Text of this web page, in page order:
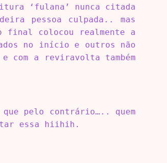
‘fulana’ nunca citada
pessoa culpada.. mas
final colocou realmente a
no início e outros não
com a reviravolta também
pelo contrário….. quem
essa hiihih.